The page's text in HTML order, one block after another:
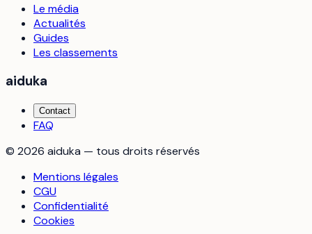
Le média
Actualités
Guides
Les classements
aiduka
Contact
FAQ
© 2026 aiduka — tous droits réservés
Mentions légales
CGU
Confidentialité
Cookies